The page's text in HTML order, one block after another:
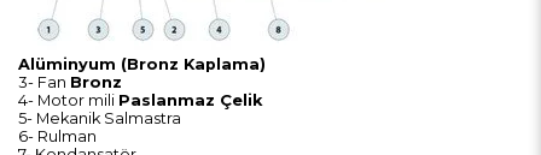
Alüminyum (Bronz Kaplama)
3- Fan Bronz
4- Motor mili Paslanmaz Çelik
5- Mekanik Salmastra
6- Rulman